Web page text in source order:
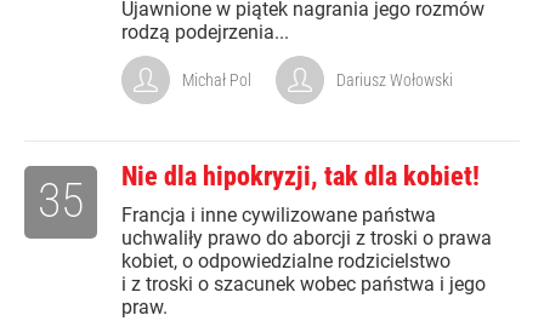
Ujawnione w piątek nagrania jego rozmów
rodzą podejrzenia...
Michał Pol Dariusz Wołowski
Nie dla hipokryzji, tak dla kobiet!
Francja i inne cywilizowane państwa
uchwaliły prawo do aborcji z troski o prawa
kobiet, o odpowiedzialne rodzicielstwo
i z troski o szacunek wobec państwa i jego
praw.
35